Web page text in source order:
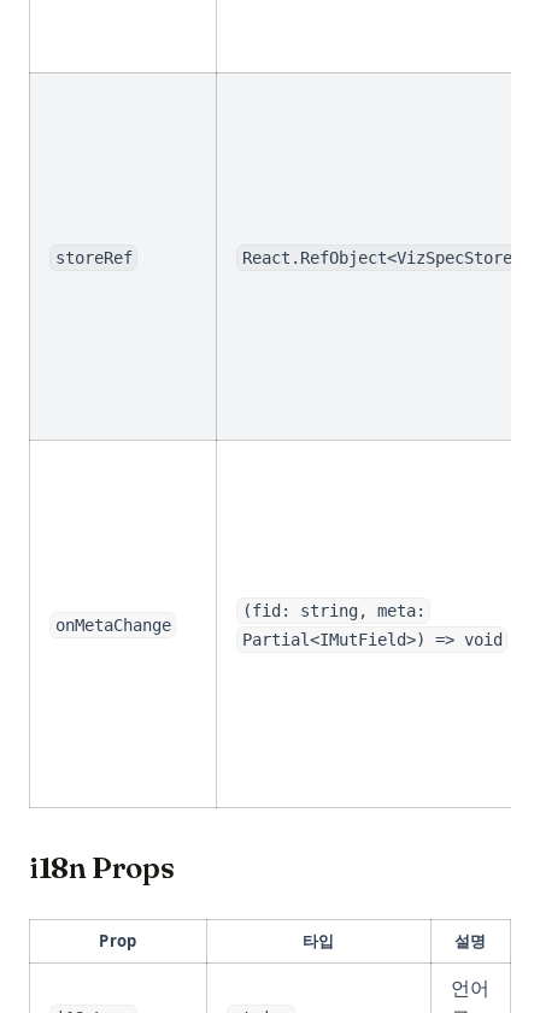
storeRef React.RefObject<VizSpecStore>
onMetaChange
(fid: string, meta:
Partial<IMutField>) => void
i18n Props
Prop 타입 설명
언어